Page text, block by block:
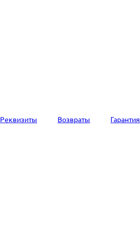
Реквизиты Возвраты Гарантия